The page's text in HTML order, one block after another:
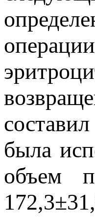
была
объем